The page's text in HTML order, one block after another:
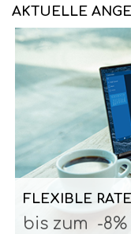
AKTUELLE
FLEXIBLE RATE
bis zum -8%